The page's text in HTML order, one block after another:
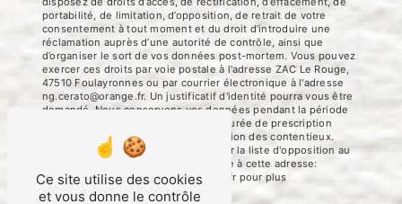
portabilité, de limitation, d’opposition, de retrait de votre
consentement à tout moment et du droit d’introduire une
réclamation auprès d’une autorité de contrôle, ainsi que
d’organiser le sort de vos données post-mortem. Vous pouvez
exercer ces droits par voie postale à l'adresse ZAC Le Rouge,
47510 Foulayronnes ou par courrier électronique à l'adresse
ng.cerato@orange.fr. Un justificatif d'identité pourra vous être
demandé. Nous conservons vos données pendant la période
de prise de contact puis pendant la durée de prescription
légale aux fins probatoires et de gestion des contentieux.
Vous avez le droit de vous inscrire sur la liste d'opposition au
démarchage téléphonique, disponible à cette adresse:
Bloctel.gouv.fr. Consultez le site cnil.fr pour plus
d’informations sur vos droits.
Ce site utilise des cookies
et vous donne le contrôle